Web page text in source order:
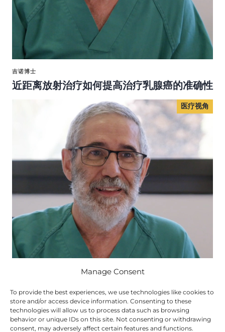
Manage Consent
To provide the best experiences, we use technologies like cookies to
store and/or access device information. Consenting to these
technologies will allow us to process data such as browsing
behavior or unique IDs on this site. Not consenting or withdrawing
consent, may adversely affect certain features and functions.
吉诺博士
近距离放射治疗如何提高治疗乳腺癌的准确性
医疗视角
医疗视角
吉诺博士
近距离放射治疗如何提高治疗乳腺癌的准确性